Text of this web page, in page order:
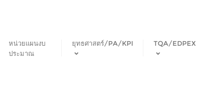
หน่วยแผนงบ
ประมาณ
ยุทธศาสตร์/PA/KPI TQA/EDPEX